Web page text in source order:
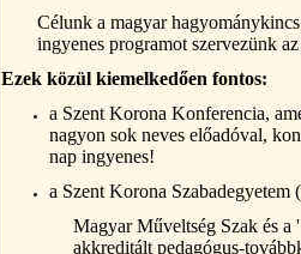
Célunk a magyar
ingyenes programot szervezünk
Ezek közül kiemelkedően fontos:
a Szent Korona Konferencia,
nagyon sok neves előadóval,
nap ingyenes!
a Szent Korona
Magyar Műveltség Szak és
akkreditált pedagógus-